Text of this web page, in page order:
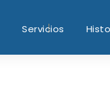
Servicios